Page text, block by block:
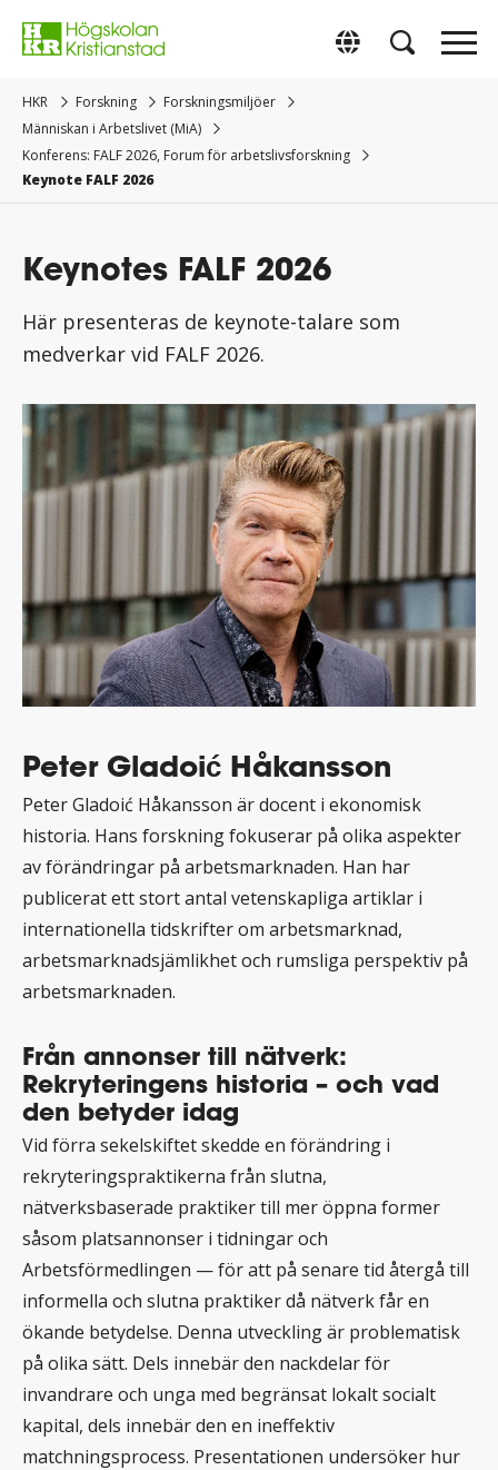
direkt
Switch to
HKR Forskning
Forskningsmiljöer
Människan i Arbetslivet (MiA)
Konferens: FALF 2026, Forum för arbetslivsforskning
Keynote FALF 2026
Keynotes FALF 2026
Här presenteras de keynote-talare som
medverkar vid FALF 2026.
Peter Gladoić Håkansson
Peter Gladoić Håkansson är docent i ekonomisk
historia. Hans forskning fokuserar på olika aspekter
av förändringar på arbetsmarknaden. Han har
publicerat ett stort antal vetenskapliga artiklar i
internationella tidskrifter om arbetsmarknad,
arbetsmarknadsjämlikhet och rumsliga perspektiv på
arbetsmarknaden.
Från annonser till nätverk:
Rekryteringens historia – och vad
den betyder idag
Vid förra sekelskiftet skedde en förändring i
rekryteringspraktikerna från slutna,
nätverksbaserade praktiker till mer öppna former
såsom platsannonser i tidningar och
Arbetsförmedlingen — för att på senare tid återgå till
informella och slutna praktiker då nätverk får en
ökande betydelse. Denna utveckling är problematisk
på olika sätt. Dels innebär den nackdelar för
invandrare och unga med begränsat lokalt socialt
kapital, dels innebär den en ineffektiv
matchningsprocess. Presentationen undersöker hur